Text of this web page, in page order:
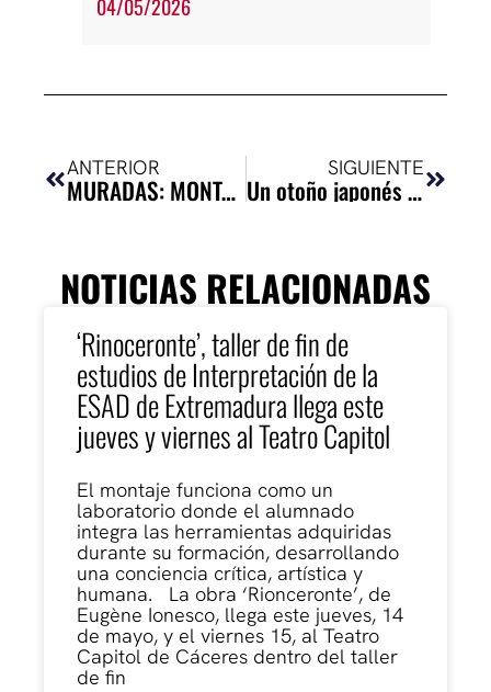
04/05/2026
ANTERIOR
MURADAS: MONTAJE FIN DE GRADO DE DIRECCIÓN ESCENICA Y DRAMATURGIA ESAD EN EL TEATRO LOPEZ DE AYALA
SIGUIENTE
Un otoño japonés en Cáceres
NOTICIAS RELACIONADAS
‘Rinoceronte’, taller de fin de
estudios de Interpretación de la
ESAD de Extremadura llega este
jueves y viernes al Teatro Capitol
El montaje funciona como un
laboratorio donde el alumnado
integra las herramientas adquiridas
durante su formación, desarrollando
una conciencia crítica, artística y
humana. La obra ‘Rionceronte’, de
Eugène Ionesco, llega este jueves, 14
de mayo, y el viernes 15, al Teatro
Capitol de Cáceres dentro del taller
de fin